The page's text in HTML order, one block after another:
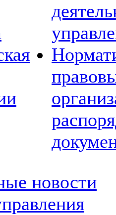
новости